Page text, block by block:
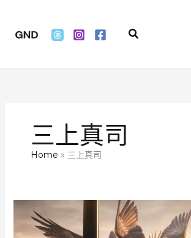
content
Search
三上真司
Home 三上真司